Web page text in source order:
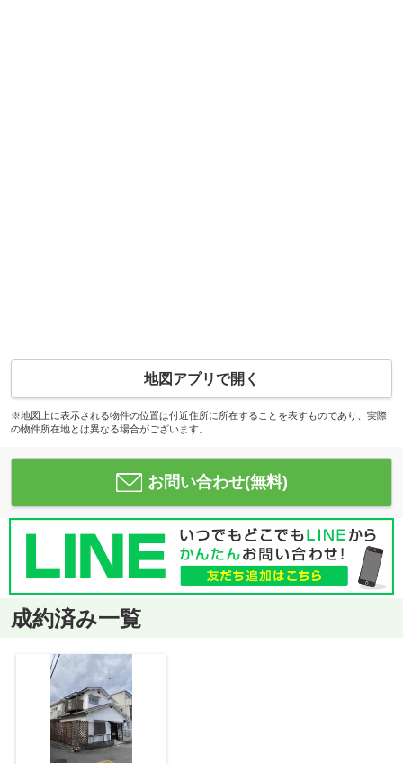
地図アプリで開く
※地図上に表示される物件の位置は付近住所に所在することを表すものであり、実際
の物件所在地とは異なる場合がございます。
お問い合わせ(無料)
成約済み一覧